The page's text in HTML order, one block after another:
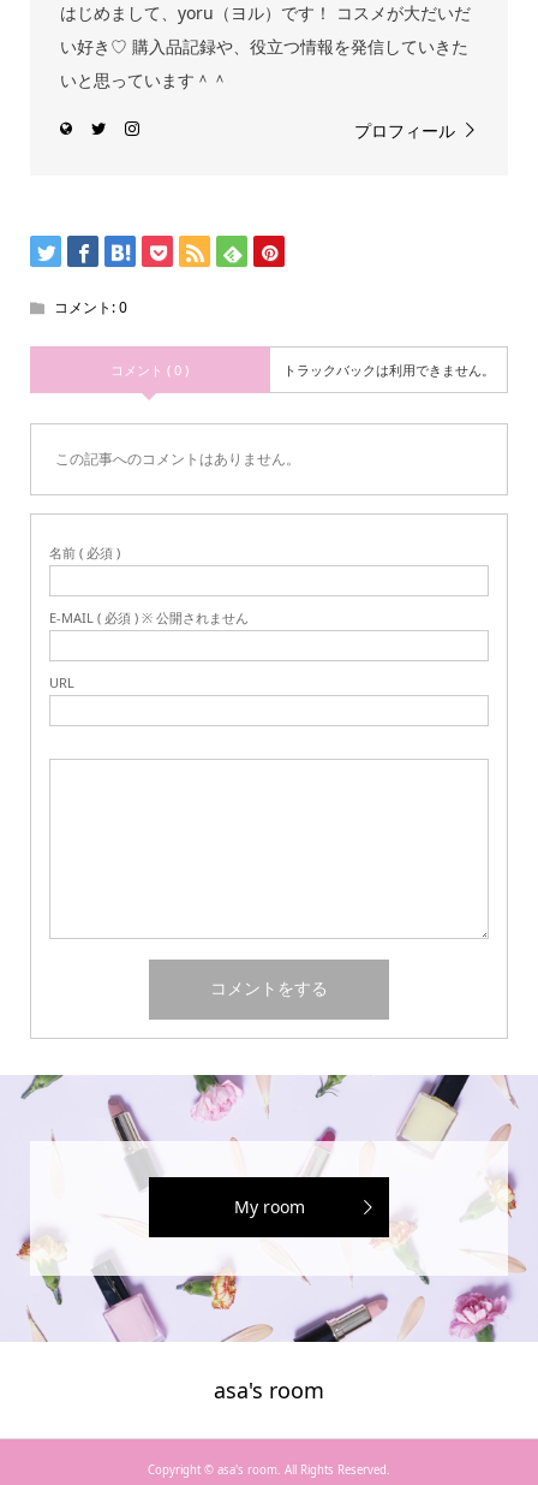
はじめまして、yoru（ヨル）です！ コスメが大だいだ
い好き♡ 購入品記録や、役立つ情報を発信していきた
いと思っています＾＾
プロフィール
コメント:0
コメント ( 0 ) トラックバックは利用できません。
この記事へのコメントはありません。
名前 ( 必須 )
E-MAIL ( 必須 ) ※ 公開されません
URL
My room
asa's room
Copyright © asa's room. All Rights Reserved.